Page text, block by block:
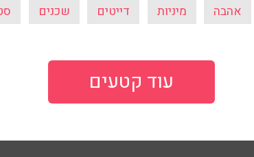
אהבה מיניות דייטים שכנים
עוד קטעים